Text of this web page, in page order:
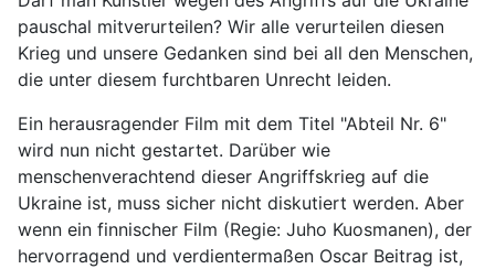
pauschal mitverurteilen? Wir alle verurteilen diesen
Krieg und unsere Gedanken sind bei all den Menschen,
die unter diesem furchtbaren Unrecht leiden.
Ein herausragender Film mit dem Titel "Abteil Nr. 6"
wird nun nicht gestartet. Darüber wie
menschenverachtend dieser Angriffskrieg auf die
Ukraine ist, muss sicher nicht diskutiert werden. Aber
wenn ein finnischer Film (Regie: Juho Kuosmanen), der
hervorragend und verdientermaßen Oscar Beitrag ist,